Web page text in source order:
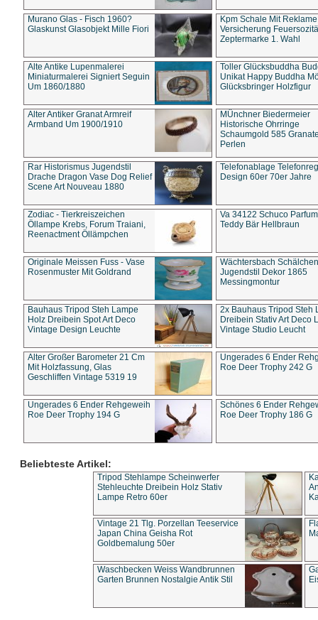
Murano Glas - Fisch 1960?
Glaskunst Glasobjekt Mille Fiori
Kpm Schale Mit Reklame
Versicherung
Zeptermarke 1. Wahl
Alte Antike Lupenmalerei
Miniaturmalerei Signiert Seguin
Um 1860/1880
Toller Glücksbuddha
Unikat Happy Buddha
Glücksbringer Holzfigur
Alter Antiker Granat Armreif
Armband Um 1900/1910
MÜnchner Biedermeier
Historische Ohrringe
Schaumgold 585
Perlen
Rar Historismus Jugendstil
Drache Dragon Vase Dog Relief
Scene Art Nouveau 1880
Telefonablage
Design 60er 70er Jahre
Zodiac - Tierkreiszeichen
Öllampe Krebs, Forum Traiani,
Reenactment Öllämpchen
Va 34122 Schuco
Teddy Bär Hellbraun
Originale Meissen Fuss - Vase
Rosenmuster Mit Goldrand
Wächtersbach Schälchen
Jugendstil Dekor 1865
Messingmontur
Bauhaus Tripod Steh Lampe
Holz Dreibein Spot Art Deco
Vintage Design Leuchte
2x Bauhaus Tripod Steh
Dreibein Stativ Art Deco
Vintage Studio Leucht
Alter Großer Barometer 21 Cm
Mit Holzfassung, Glas
Geschliffen Vintage 5319 19
Ungerades 6 Ender
Roe Deer Trophy 242 G
Ungerades 6 Ender Rehgeweih
Roe Deer Trophy 194 G
Schönes 6 Ender
Roe Deer Trophy 186 G
Beliebteste Artikel:
Tripod Stehlampe Scheinwerfer
Stehleuchte Dreibein Holz Stativ
Lampe Retro 60er
Vintage 21 Tlg. Porzellan Teeservice
Japan China Geisha Rot
Goldbemalung 50er
Waschbecken Weiss Wandbrunnen
Garten Brunnen Nostalgie Antik Stil